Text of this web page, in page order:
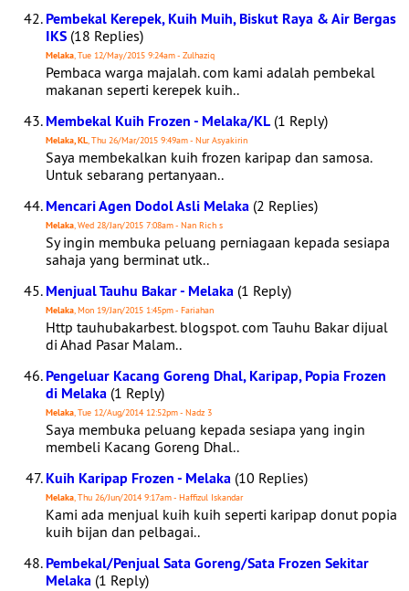
Pembekal Kerepek, Kuih Muih, Biskut Raya & Air Bergas
IKS (18 Replies)
Melaka, Tue 12/May/2015 9:24am - Zulhaziq
Pembaca warga majalah. com kami adalah pembekal
makanan seperti kerepek kuih..
Membekal Kuih Frozen - Melaka/KL (1 Reply)
Melaka, KL, Thu 26/Mar/2015 9:49am - Nur Asyakirin
Saya membekalkan kuih frozen karipap dan samosa.
Untuk sebarang pertanyaan..
Mencari Agen Dodol Asli Melaka (2 Replies)
Melaka, Wed 28/Jan/2015 7:08am - Nan Rich s
Sy ingin membuka peluang perniagaan kepada sesiapa
sahaja yang berminat utk..
Menjual Tauhu Bakar - Melaka (1 Reply)
Melaka, Mon 19/Jan/2015 1:45pm - Fariahan
Http tauhubakarbest. blogspot. com Tauhu Bakar dijual
di Ahad Pasar Malam..
Pengeluar Kacang Goreng Dhal, Karipap, Popia Frozen
di Melaka (1 Reply)
Melaka, Tue 12/Aug/2014 12:52pm - Nadz 3
Saya membuka peluang kepada sesiapa yang ingin
membeli Kacang Goreng Dhal..
Kuih Karipap Frozen - Melaka (10 Replies)
Melaka, Thu 26/Jun/2014 9:17am - Haffizul Iskandar
Kami ada menjual kuih kuih seperti karipap donut popia
kuih bijan dan pelbagai..
Pembekal/Penjual Sata Goreng/Sata Frozen Sekitar
Melaka (1 Reply)